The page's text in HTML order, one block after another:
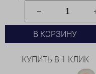
В КОРЗИНУ
КУПИТЬ В 1 КЛИК